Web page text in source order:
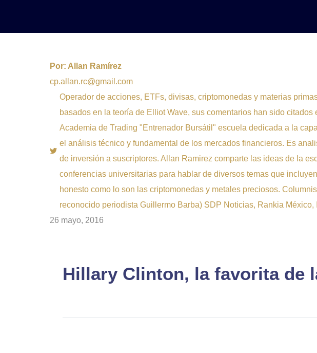
Por: Allan Ramírez
cp.allan.rc@gmail.com
Operador de acciones, ETFs, divisas, criptomonedas y materias
basados en la teoría de Elliot Wave, sus comentarios han sido
Academia de Trading "Entrenador Bursátil" escuela dedicada a la
el análisis técnico y fundamental de los mercados financieros. Es
de inversión a suscriptores. Allan Ramirez comparte las ideas de la
conferencias universitarias para hablar de diversos temas que
honesto como lo son las criptomonedas y metales preciosos.
reconocido periodista Guillermo Barba) SDP Noticias, Rankia
26 mayo, 2016
Hillary Clinton, la favorita de